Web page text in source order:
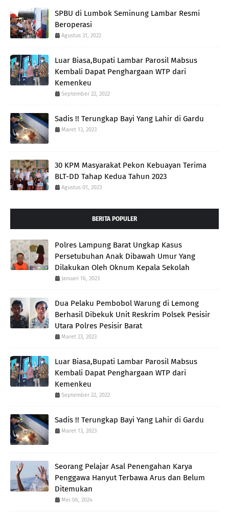
SPBU di Lumbok Seminung Lambar Resmi
Beroperasi
Agustus 31, 2022
Luar Biasa,Bupati Lambar Parosil Mabsus
Kembali Dapat Penghargaan WTP dari
Kemenkeu
September 22, 2022
Sadis !! Terungkap Bayi Yang Lahir di Gardu
Maret 13, 2023
30 KPM Masyarakat Pekon Kebuayan Terima
BLT-DD Tahap Kedua Tahun 2023
Agustus 01, 2023
BERITA POPULER
Polres Lampung Barat Ungkap Kasus
Persetubuhan Anak Dibawah Umur Yang
Dilakukan Oleh Oknum Kepala Sekolah
Januari 16, 2023
Dua Pelaku Pembobol Warung di Lemong
Berhasil Dibekuk Unit Reskrim Polsek Pesisir
Utara Polres Pesisir Barat
Maret 23, 2023
Luar Biasa,Bupati Lambar Parosil Mabsus
Kembali Dapat Penghargaan WTP dari
Kemenkeu
September 22, 2022
Sadis !! Terungkap Bayi Yang Lahir di Gardu
Maret 13, 2023
Seorang Pelajar Asal Penengahan Karya
Penggawa Hanyut Terbawa Arus dan Belum
Ditemukan
Mei 06, 2024